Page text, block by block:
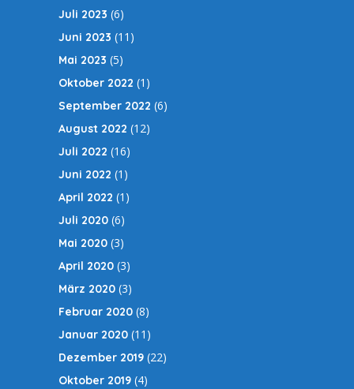
Juli 2023 (6)
Juni 2023 (11)
Mai 2023 (5)
Oktober 2022 (1)
September 2022 (6)
August 2022 (12)
Juli 2022 (16)
Juni 2022 (1)
April 2022 (1)
Juli 2020 (6)
Mai 2020 (3)
April 2020 (3)
März 2020 (3)
Februar 2020 (8)
Januar 2020 (11)
Dezember 2019 (22)
Oktober 2019 (4)